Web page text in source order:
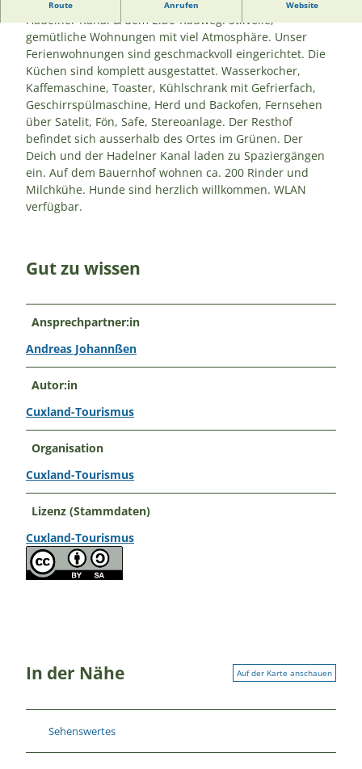
Route Anrufen Website
Hadelner Kanal & dem Elbe-Radweg. Stilvolle,
gemütliche Wohnungen mit viel Atmosphäre. Unser
Ferienwohnungen sind geschmackvoll eingerichtet. Die
Küchen sind komplett ausgestattet. Wasserkocher,
Kaffemaschine, Toaster, Kühlschrank mit Gefrierfach,
Geschirrspülmaschine, Herd und Backofen, Fernsehen
über Satelit, Fön, Safe, Stereoanlage. Der Resthof
befindet sich ausserhalb des Ortes im Grünen. Der
Deich und der Hadelner Kanal laden zu Spaziergängen
ein. Auf dem Bauernhof wohnen ca. 200 Rinder und
Milchkühe. Hunde sind herzlich willkommen. WLAN
verfügbar.
Gut zu wissen
Ansprechpartner:in
Andreas Johannßen
Autor:in
Cuxland-Tourismus
Organisation
Cuxland-Tourismus
Lizenz (Stammdaten)
Cuxland-Tourismus
In der Nähe Auf der Karte anschauen
Sehenswertes